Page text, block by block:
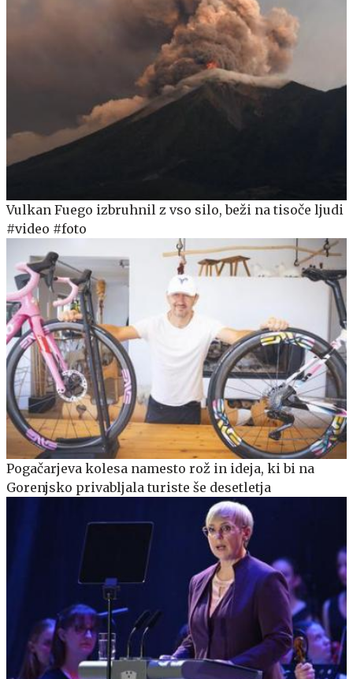
Vulkan Fuego izbruhnil z vso silo, beži na tisoče ljudi
#video #foto
Pogačarjeva kolesa namesto rož in ideja, ki bi na
Gorenjsko privabljala turiste še desetletja